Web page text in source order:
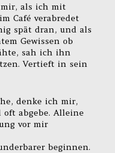
mir, als ich mit
Café verabredet
spät dran, und als
Gewissen ob
sah ich ihn
Vertieft in sein
denke ich mir,
oft abgebe. Alleine
vor mir
beginnen.